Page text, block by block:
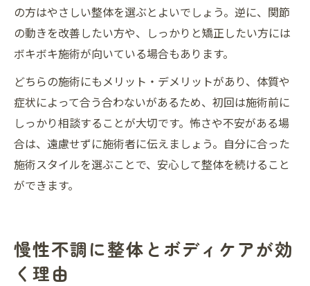
の方はやさしい整体を選ぶとよいでしょう。逆に、関節
の動きを改善したい方や、しっかりと矯正したい方には
ボキボキ施術が向いている場合もあります。
どちらの施術にもメリット・デメリットがあり、体質や
症状によって合う合わないがあるため、初回は施術前に
しっかり相談することが大切です。怖さや不安がある場
合は、遠慮せずに施術者に伝えましょう。自分に合った
施術スタイルを選ぶことで、安心して整体を続けること
ができます。
慢性不調に整体とボディケアが効
く理由